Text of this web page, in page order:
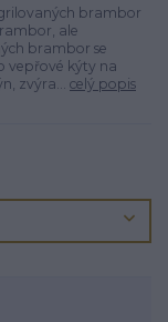
brambor
ale
brambor se
vepřové kýty na
zvýra... celý popis